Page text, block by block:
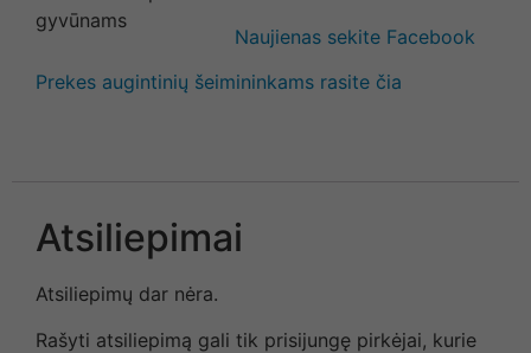
Naujienas sekite Facebook
Prekes augintinių šeimininkams rasite čia
Atsiliepimai
Atsiliepimų dar nėra.
Rašyti atsiliepimą gali tik prisijungę pirkėjai, kurie